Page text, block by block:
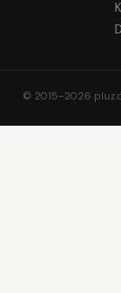
© 2015–2026